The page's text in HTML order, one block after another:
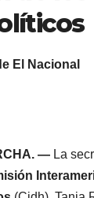
El Nacional
— La